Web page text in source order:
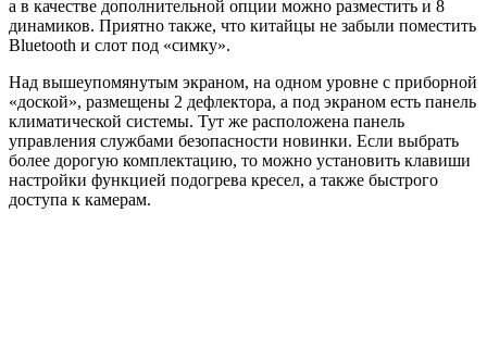
а в качестве дополнительной опции можно разместить и 8
динамиков. Приятно также, что китайцы не забыли поместить
Bluetooth и слот под «симку».
Над вышеупомянутым экраном, на одном уровне с приборной
«доской», размещены 2 дефлектора, а под экраном есть панель
климатической системы. Тут же расположена панель
управления службами безопасности новинки. Если выбрать
более дорогую комплектацию, то можно установить клавиши
настройки функцией подогрева кресел, а также быстрого
доступа к камерам.